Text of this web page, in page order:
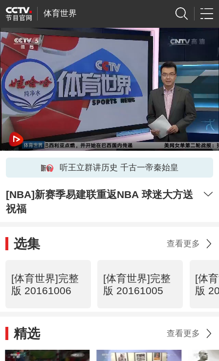
体育世界
听王立群讲历史 千古一帝秦始皇
[NBA]新赛季易建联重返NBA 球迷大方送
祝福
选集 查看更多
[体育世界]完整
版 20161006
[体育世界]完整
版 20161005
[体
版
精选 查看更多